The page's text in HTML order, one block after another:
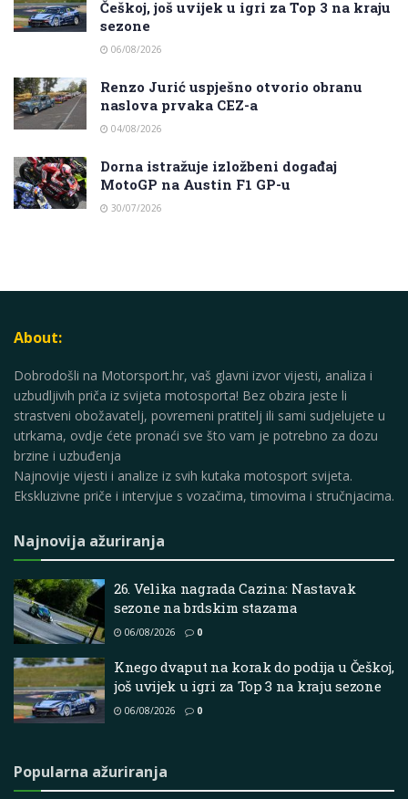
Češkoj, još uvijek u igri za Top 3 na kraju
sezone
06/08/2026
Renzo Jurić uspješno otvorio obranu
naslova prvaka CEZ-a
04/08/2026
Dorna istražuje izložbeni događaj
MotoGP na Austin F1 GP-u
30/07/2026
About:
Dobrodošli na Motorsport.hr, vaš glavni izvor vijesti, analiza i
uzbudljivih priča iz svijeta motosporta! Bez obzira jeste li
strastveni obožavatelj, povremeni pratitelj ili sami sudjelujete u
utrkama, ovdje ćete pronaći sve što vam je potrebno za dozu
brzine i uzbuđenja
Najnovije vijesti i analize iz svih kutaka motosport svijeta.
Ekskluzivne priče i intervjue s vozačima, timovima i stručnjacima.
Najnovija ažuriranja
26. Velika nagrada Cazina: Nastavak
sezone na brdskim stazama
06/08/2026 0
Knego dvaput na korak do podija u Češkoj,
još uvijek u igri za Top 3 na kraju sezone
06/08/2026 0
Popularna ažuriranja